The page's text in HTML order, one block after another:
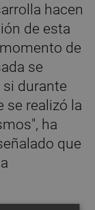
hacen
de esta
de
se
durante
se realizó la
ha
que